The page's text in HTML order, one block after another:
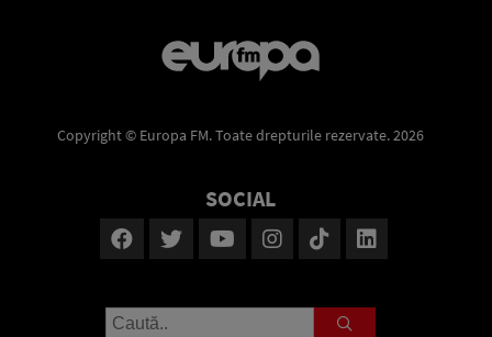
Copyright © Europa FM. Toate drepturile rezervate. 2026
SOCIAL